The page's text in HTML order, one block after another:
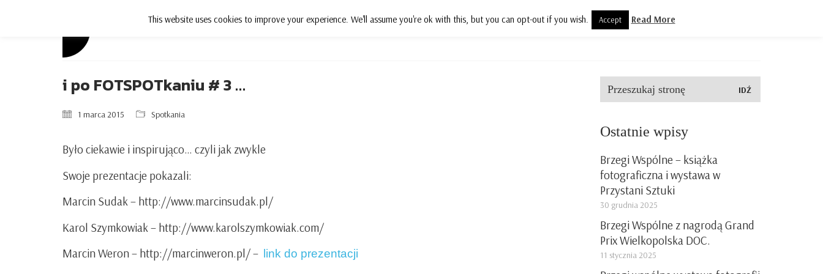
Polityka prywatności
i po FOTSPOTkaniu # 3 …
1 marca 2015 Spotkania
Było ciekawie i inspirująco… czyli jak zwykle
Swoje prezentacje pokazali:
Marcin Sudak– http://www.marcinsudak.pl/
Karol Szymkowiak – http://www.karolszymkowiak.com/
Marcin Weron– http://marcinweron.pl/ – link do prezentacji
Szukaj:
Ostatnie wpisy
Brzegi Wspólne – książka
fotograficzna i wystawa w
Przystani Sztuki
30 grudnia 2025
Brzegi Wspólne z nagrodą Grand
Prix Wielkopolska DOC.
11 stycznia 2025
This website uses cookies to improve your experience. We'll assume you're ok with this, but you can opt-out if you wish. Accept Read More